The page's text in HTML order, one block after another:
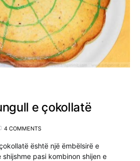
e çokollatë
4 COMMENTS
është një ëmbëlsirë e
pasi kombinon shijen e